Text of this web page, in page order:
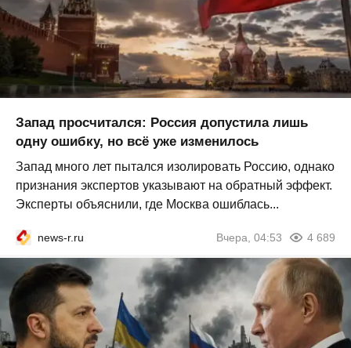
Запад просчитался: Россия допустила лишь
одну ошибку, но всё уже изменилось
Запад много лет пытался изолировать Россию, однако
признания экспертов указывают на обратный эффект.
Эксперты объяснили, где Москва ошиблась...
news-r.ru Вчера, 04:53 4 689